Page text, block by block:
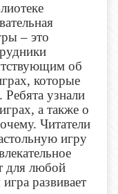
– это
об
которые
Ребята узнали
а также о
Читатели
игру
для любой
развивает